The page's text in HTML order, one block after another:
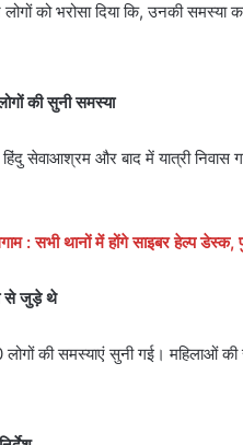
को भरोसा दिया कि, उनकी समस्या
की सुनी समस्या
सेवाआश्रम और बाद में यात्री निवास
: सभी थानों में होंगे साइबर हेल्प डेस्क,
से जुड़े थे
लोगों की समस्याएं सुनी गई। महिलाओं